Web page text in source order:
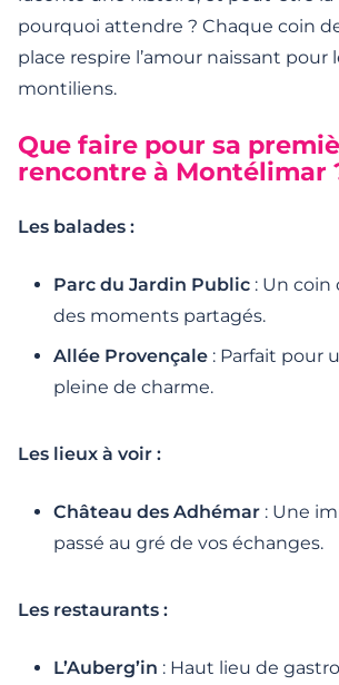
pourquoi attendre ? Chaque coin
place respire l’amour naissant pour
montiliens.
Que faire pour sa
rencontre à Montélimar
Les balades :
Parc du Jardin Public : Un
des moments partagés.
Allée Provençale : Parfait pour
pleine de charme.
Les lieux à voir :
Château des Adhémar : Une
passé au gré de vos échanges.
Les restaurants :
L’Auberg’in : Haut lieu de